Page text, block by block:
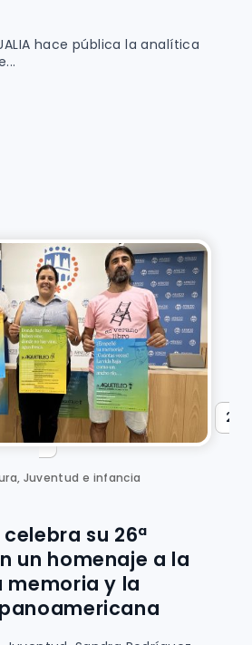
hace pública la analítica
Juventud e infancia
su 26ª
un homenaje a la
memoria y la
«
10 ... 18 19 20
21
»